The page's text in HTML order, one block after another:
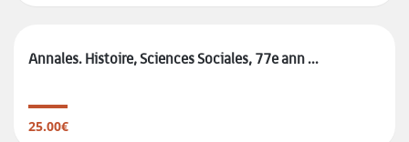
Annales. Histoire, Sciences Sociales, 77e ann ...
25.00€